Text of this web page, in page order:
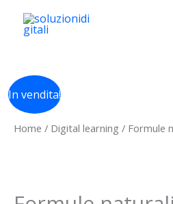
In vendita!
Home / Digital learning / Formule
originale
Formule
naturali
quantità